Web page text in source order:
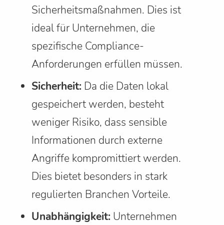
Sicherheitsmaßnahmen. Dies ist
ideal für Unternehmen, die
spezifische Compliance-
Anforderungen erfüllen müssen.
Sicherheit: Da die Daten lokal
gespeichert werden, besteht
weniger Risiko, dass sensible
Informationen durch externe
Angriffe kompromittiert werden.
Dies bietet besonders in stark
regulierten Branchen Vorteile.
Unabhängigkeit: Unternehmen